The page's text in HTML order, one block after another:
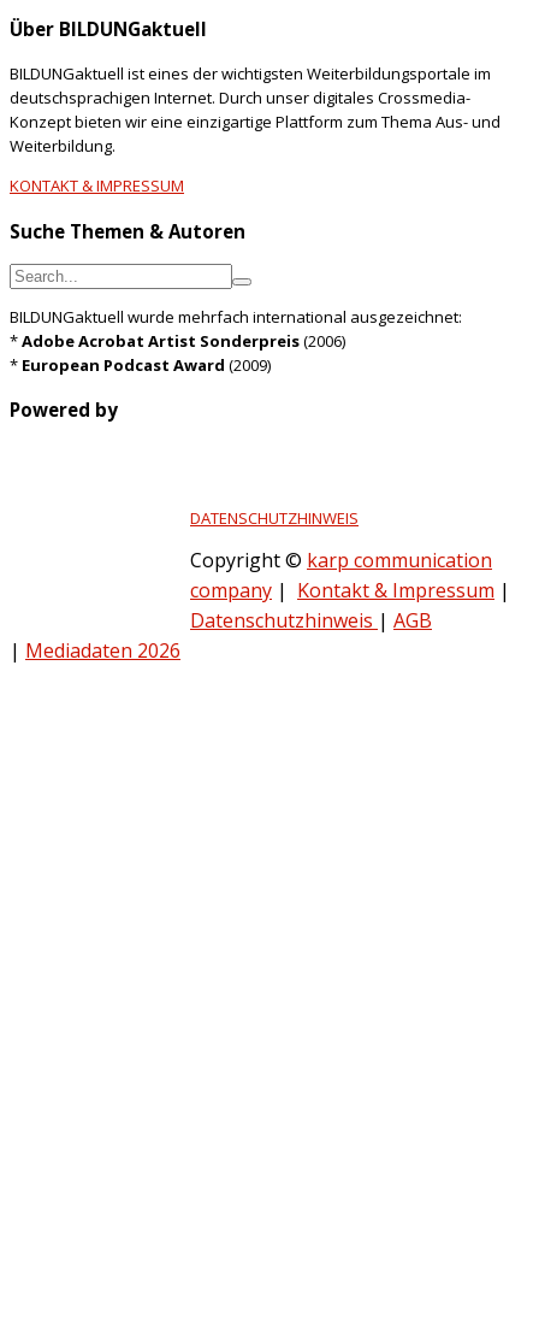
Über BILDUNGaktuell
BILDUNGaktuell ist eines der wichtigsten Weiterbildungsportale im
deutschsprachigen Internet. Durch unser digitales Crossmedia-
Konzept bieten wir eine einzigartige Plattform zum Thema Aus- und
Weiterbildung.
KONTAKT & IMPRESSUM
Suche Themen & Autoren
BILDUNGaktuell wurde mehrfach international ausgezeichnet:
*Adobe Acrobat Artist Sonderpreis(2006)
* European Podcast Award (2009)
Powered by
DATENSCHUTZHINWEIS
Copyright © karp communication
company | Kontakt & Impressum |
Datenschutzhinweis | AGB
| Mediadaten 2026